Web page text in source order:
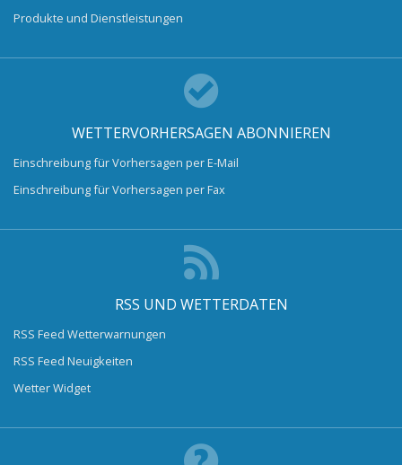
Produkte und Dienstleistungen
WETTERVORHERSAGEN ABONNIEREN
Einschreibung für Vorhersagen per E-Mail
Einschreibung für Vorhersagen per Fax
RSS UND WETTERDATEN
RSS Feed Wetterwarnungen
RSS Feed Neuigkeiten
Wetter Widget